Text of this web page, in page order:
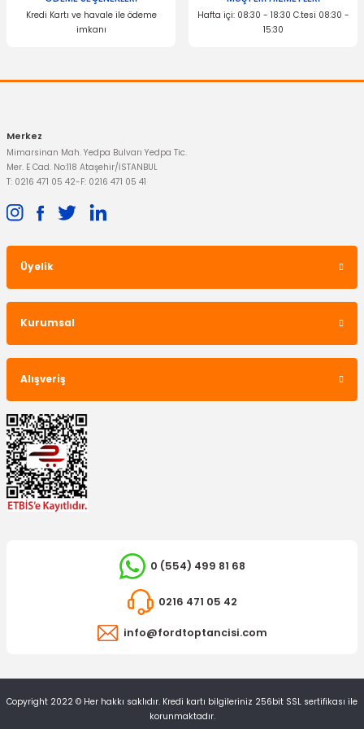
Radyatör Depo Kapağı Anadol
TÜKENDİ
TÜKENDİ
YERLİ ÜRÜN
Kredi Kartı ve havale ile ödeme
imkanı
Hafta içi: 08:30 - 18:30 C.tesi 08:30 -
15:30
Merkez
Mimarsinan Mah. Yedpa Bulvarı Yedpa Tic.
Mer. E Cad. No:118 Ataşehir/İSTANBUL
T: 0216 471 05 42-F: 0216 471 05 41
Üyelik
Kurumsal
Alışveriş
0 (554) 499 81 68
0216 471 05 42
info@fordtoptancisi.com
Copyright 2022 © Her hakkı saklıdır. Kredi kartı bilgileriniz 256bit SSL sertifikası ile
korunmaktadır.